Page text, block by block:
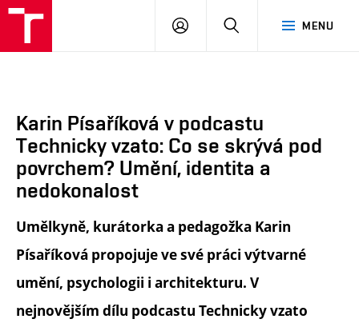
MENU
PŘIHLÁSIT
Karin Písaříková v podcastu
Technicky vzato: Co se skrývá pod
povrchem? Umění, identita a
nedokonalost
Umělkyně, kurátorka a pedagožka Karin
Písaříková propojuje ve své práci výtvarné
umění, psychologii i architekturu. V
nejnovějším dílu podcastu Technicky vzato